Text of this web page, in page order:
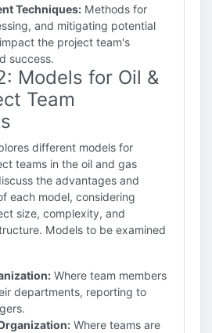
Techniques: Methods for
and mitigating potential
the project team's
success.
Models for Oil &
Team
different models for
teams in the oil and gas
the advantages and
each model, considering
size, complexity, and
Models to be examined
Where team members
departments, reporting to
Where teams are